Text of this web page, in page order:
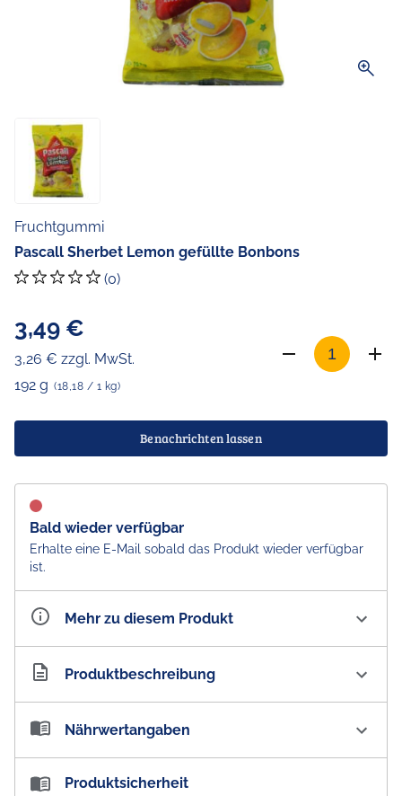
zoom_in
Fruchtgummi
Pascall Sherbet Lemon gefüllte Bonbons
(0)
3,49 €
3,26 € zzgl. MwSt.
192 g (18,18 / 1 kg)
Benachrichten lassen
Bald wieder verfügbar
Erhalte eine E-Mail sobald das Produkt wieder verfügbar
ist.
Mehr zu diesem Produkt
Artikelnummer AU100801
Produktbeschreibung
Pascall Sherbet Lemon Lollies gefüllte Bonbons
Keiner ist sauer über diesen prickelnden Rausch!
Nährwertangaben
Nährwertangaben:
Produktsicherheit